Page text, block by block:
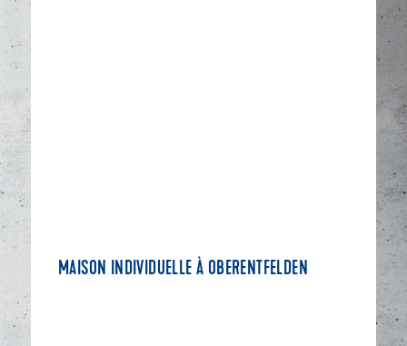
MAISON INDIVIDUELLE À OBERENTFELDEN